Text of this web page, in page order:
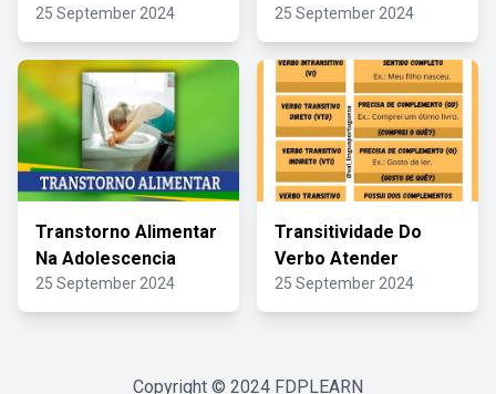
25 September 2024 25 September 2024
Transtorno Alimentar
Na Adolescencia
25 September 2024
Transitividade Do
Verbo Atender
25 September 2024
Copyright © 2024 FDPLEARN